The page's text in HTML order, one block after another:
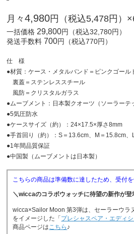
月々4,980円（税込5,478円）
一括価格 29,800円（税込32,780円）
発送手数料 700円（税込770円）
仕 様
●材質：ケース・メタルバンド＝ピンクゴール
裏蓋＝ステンレススチール
風防＝クリスタルガラス
●ムーブメント：日本製クオーツ（ソーラーテ
●5気圧防水
●ケースサイズ（約）：24×17.5×厚さ8mm
●手首回り（約）：S＝13.6cm、M＝15.8cm、
●1年間品質保証
●中国製（ムーブメントは日本製）
こちらの商品は準備数に達したため、受付
＼wiccaのコラボウォッチに待望の新作が登
wicca×Sailor Moon 第3弾は、セーラーウラ
をイメージした「 プレシャスペア・エディ
商品ページはこちら ♪